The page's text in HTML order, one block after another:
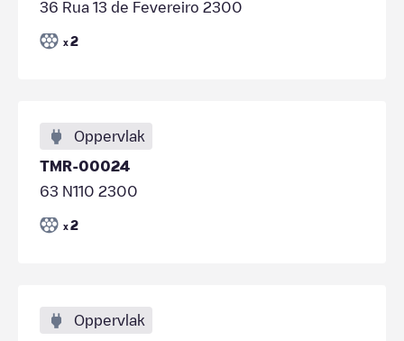
36 Rua 13 de Fevereiro 2300
x 2
Oppervlak
TMR-00024
63 N110 2300
x 2
Oppervlak